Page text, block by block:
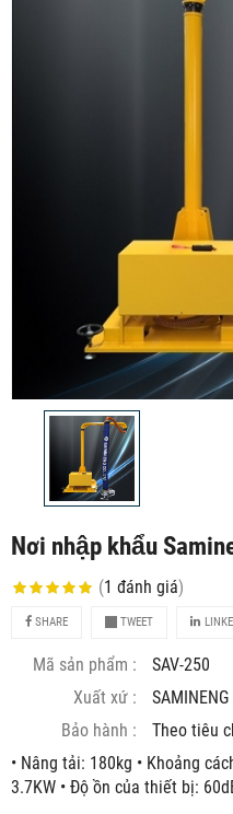
Nơi nhập khẩu
(1 đánh giá)
SHARE TWEET
Mã sản phẩm :
SAV-250
Xuất xứ :
SAMINENG
Bảo hành :
Theo tiêu
• Nâng tải: 180kg • Khoảng
3.7KW • Độ ồn của thiết bị: